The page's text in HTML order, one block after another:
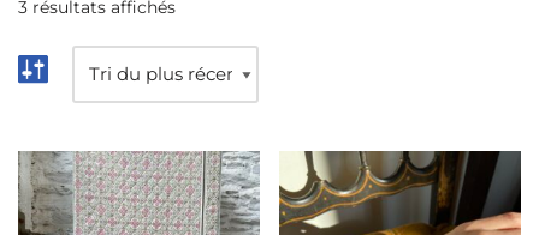
3 résultats affichés